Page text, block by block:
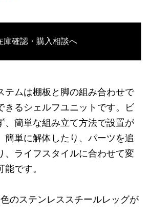
ーク/ホワイト/products/shelving-
13035000
庫確認・購入相談へ
テムは棚板と脚の組み合わせで
きるシェルフユニットです。ビ
、簡単な組み立て方法で設置が
簡単に解体したり、パーツを追
、ライフスタイルに合わせて変
です。
のステンレススチールレッグが